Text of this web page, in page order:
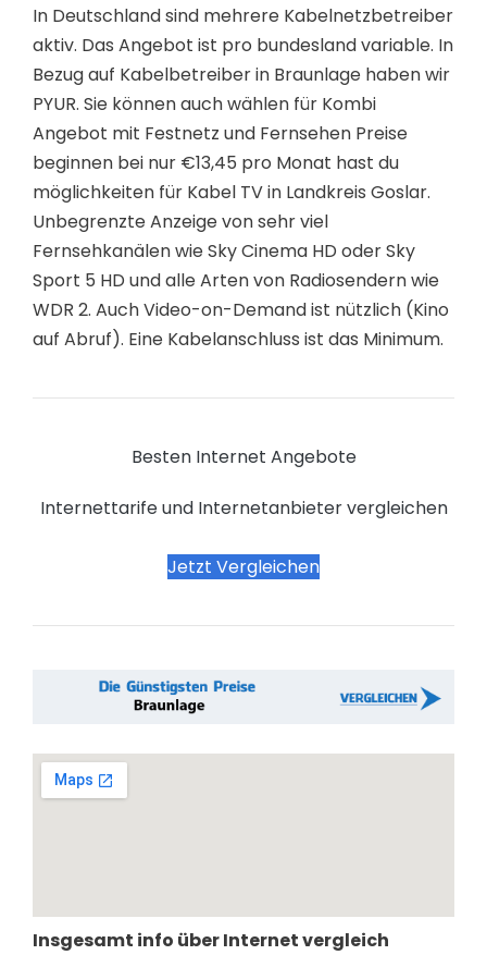
In Deutschland sind mehrere Kabelnetzbetreiber
aktiv. Das Angebot ist pro bundesland variable. In
Bezug auf Kabelbetreiber in Braunlage haben wir
PYUR. Sie können auch wählen für Kombi
Angebot mit Festnetz und Fernsehen Preise
beginnen bei nur €13,45 pro Monat hast du
möglichkeiten für Kabel TV in Landkreis Goslar.
Unbegrenzte Anzeige von sehr viel
Fernsehkanälen wie Sky Cinema HD oder Sky
Sport 5 HD und alle Arten von Radiosendern wie
WDR 2. Auch Video-on-Demand ist nützlich (Kino
auf Abruf). Eine Kabelanschluss ist das Minimum.
Besten Internet Angebote
Internettarife und Internetanbieter vergleichen
Jetzt Vergleichen
Insgesamt info über Internet vergleich